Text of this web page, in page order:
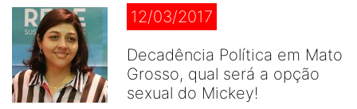
12/03/2017
Decadência Política em Mato
Grosso, qual será a opção
sexual do Mickey!